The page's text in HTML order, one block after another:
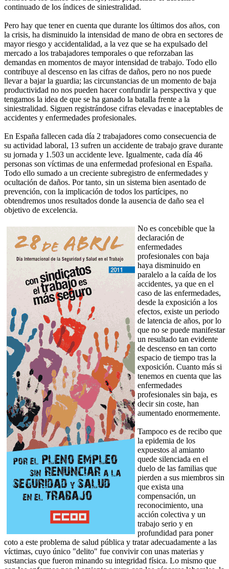
continuado de los índices de siniestralidad.
Pero hay que tener en cuenta que durante los últimos dos años, con
la crisis, ha disminuido la intensidad de mano de obra en sectores de
mayor riesgo y accidentalidad, a la vez que se ha expulsado del
mercado a los trabajadores temporales o que reforzaban las
demandas en momentos de mayor intensidad de trabajo. Todo ello
contribuye al descenso en las cifras de daños, pero no nos puede
llevar a bajar la guardia; las circunstancias de un momento de baja
productividad no nos pueden hacer confundir la perspectiva y que
tengamos la idea de que se ha ganado la batalla frente a la
siniestralidad. Siguen registrándose cifras elevadas e inaceptables de
accidentes y enfermedades profesionales.
En España fallecen cada día 2 trabajadores como consecuencia de
su actividad laboral, 13 sufren un accidente de trabajo grave durante
su jornada y 1.503 un accidente leve. Igualmente, cada día 46
personas son víctimas de una enfermedad profesional en España.
Todo ello sumado a un creciente subregistro de enfermedades y
ocultación de daños. Por tanto, sin un sistema bien asentado de
prevención, con la implicación de todos los partícipes, no
obtendremos unos resultados donde la ausencia de daño sea el
objetivo de excelencia.
No es concebible que la
declaración de
enfermedades
profesionales con baja
haya disminuido en
paralelo a la caída de los
accidentes, ya que en el
caso de las enfermedades,
desde la exposición a los
efectos, existe un periodo
de latencia de años, por lo
que no se puede manifestar
un resultado tan evidente
de descenso en tan corto
espacio de tiempo tras la
exposición. Cuanto más si
tenemos en cuenta que las
enfermedades
profesionales sin baja, es
decir sin coste, han
aumentado enormemente.
Tampoco es de recibo que
la epidemia de los
expuestos al amianto
quede silenciada en el
duelo de las familias que
pierden a sus miembros sin
que exista una
compensación, un
reconocimiento, una
acción colectiva y un
trabajo serio y en
profundidad para poner
coto a este problema de salud pública y tratar adecuadamente a las
víctimas, cuyo único "delito" fue convivir con unas materias y
sustancias que fueron minando su integridad física. Lo mismo que